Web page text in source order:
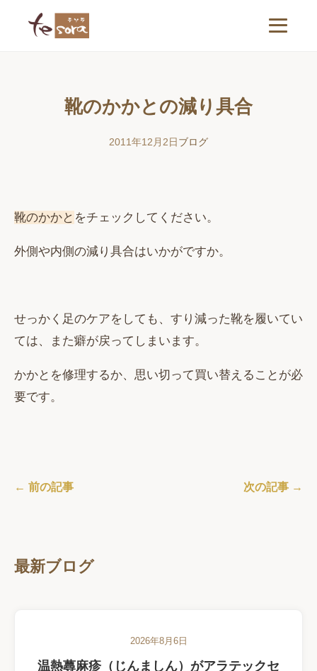
靴のかかとの減り具合
2011年12月2日ブログ
靴のかかと をチェックしてください。
外側や内側の減り具合はいかがですか。
せっかく足のケアをしても、すり減った靴を履いてい
ては、また癖が戻ってしまいます。
かかとを修理するか、思い切って買い替えることが必
要です。
← 前の記事 次の記事 →
最新ブログ
2026年8月6日
温熱蕁麻疹（じんましん）がアラテックセ